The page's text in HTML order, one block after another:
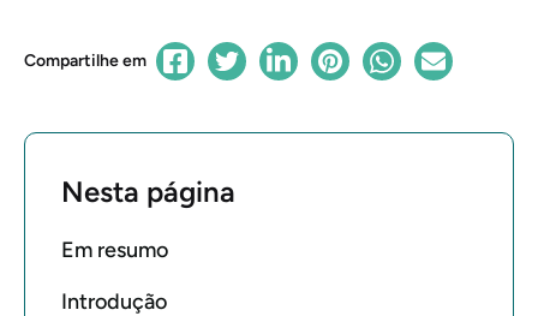
Compartilhe em
Nesta página
Em resumo
Introdução